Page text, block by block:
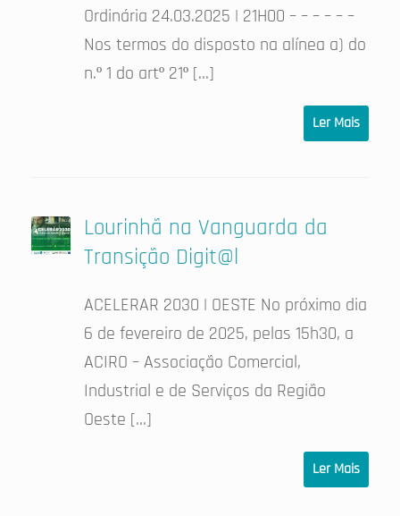
Ordinária 24.03.2025 | 21H00 – – – – – –
Nos termos do disposto na alínea a) do
n.º 1 do artº 21º […]
Ler Mais
Lourinhã na Vanguarda da
Transição Digit@l
ACELERAR 2030 | OESTE No próximo dia
6 de fevereiro de 2025, pelas 15h30, a
ACIRO – Associação Comercial,
Industrial e de Serviços da Região
Oeste […]
Ler Mais